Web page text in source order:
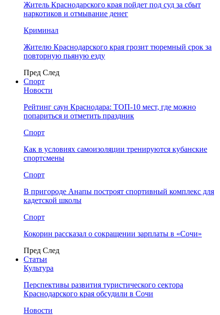
Житель Краснодарского края пойдет под суд за сбыт
наркотиков и отмывание денег
Криминал
Жителю Краснодарского края грозит тюремный срок за
повторную пьяную езду
Пред След
Спорт
Новости
Рейтинг саун Краснодара: ТОП-10 мест, где можно
попариться и отметить праздник
Спорт
Как в условиях самоизоляции тренируются кубанские
спортсмены
Спорт
В пригороде Анапы построят спортивный комплекс для
кадетской школы
Спорт
Кокорин рассказал о сокращении зарплаты в «Сочи»
Пред След
Статьи
Культура
Перспективы развития туристического сектора
Краснодарского края обсудили в Сочи
Новости